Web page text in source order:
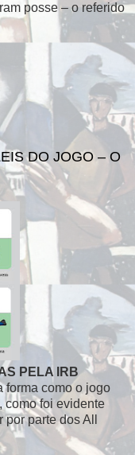
posse – o referido
DO JOGO – O
PELA IRB
forma como o jogo
como foi evidente
parte dos All